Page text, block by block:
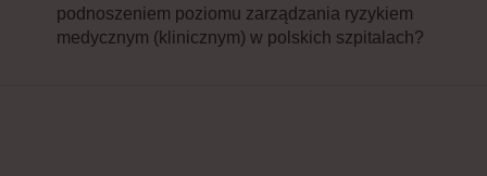
podnoszeniem poziomu zarządzania ryzykiem
medycznym (klinicznym) w polskich szpitalach?